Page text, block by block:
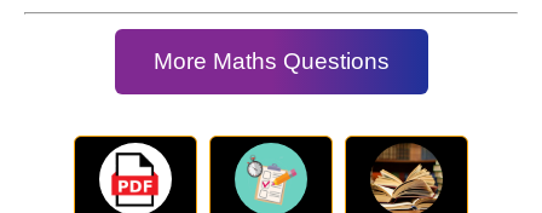
More Maths Questions